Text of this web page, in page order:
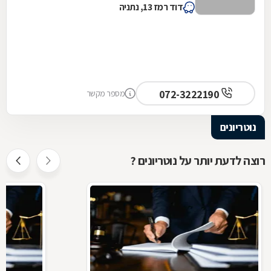
דוד רמז 13, נתניה
מספר מקשר
נוטריונים
רוצה לדעת יותר על נוטריונים ?